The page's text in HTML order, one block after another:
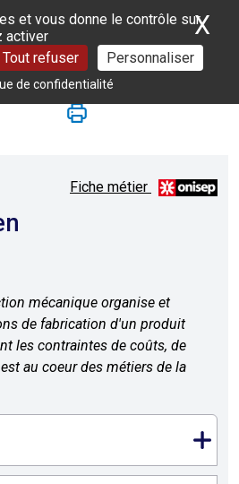
et vous donne le contrôle sur
activer
Tout refuser Personnaliser
de confidentialité
X
Fiche métier
mécanique organise et
de fabrication d'un produit
les contraintes de coûts, de
au coeur des métiers de la